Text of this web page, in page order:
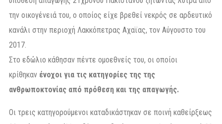
την οικογένειά του, ο οποίος είχε βρεθεί νεκρός σε αρδευτικό
κανάλι στην περιοχή Λακκόπετρας Αχαϊας, τον Αύγουστο του
2017.
Στο εδώλιο κάθησαν πέντε ομοεθνείς του, οι οποίοι
κρίθηκαν ένοχοι για τις κατηγορίες της της
ανθρωποκτονίας από πρόθεση και της απαγωγής.
Οι τρεις κατηγορούμενοι καταδικάστηκαν σε ποινή καθείρξεως